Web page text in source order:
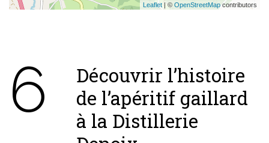
Leaflet | © OpenStreetMapcontributors
6
Découvrir l’histoire
de l’apéritif gaillard
à la Distillerie